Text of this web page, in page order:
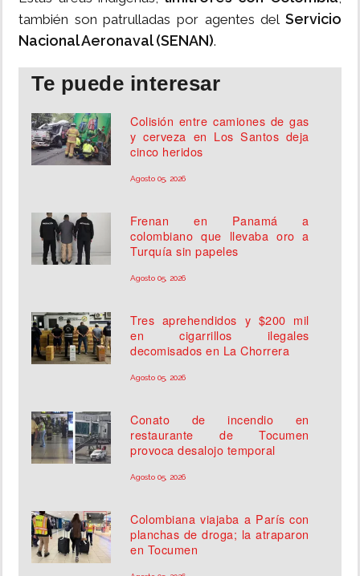
también son patrulladas por agentes del Servicio
Nacional Aeronaval (SENAN).
Te puede interesar
Colisión entre camiones de gas
y cerveza en Los Santos deja
cinco heridos
Agosto 05, 2026
Frenan en Panamá a
colombiano que llevaba oro a
Turquía sin papeles
Agosto 05, 2026
Tres aprehendidos y $200 mil
en cigarrillos ilegales
decomisados en La Chorrera
Agosto 05, 2026
Conato de incendio en
restaurante de Tocumen
provoca desalojo temporal
Agosto 05, 2026
Colombiana viajaba a París con
planchas de droga; la atraparon
en Tocumen